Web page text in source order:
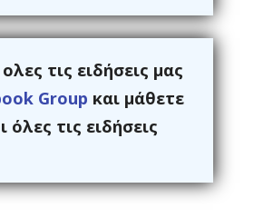
τις ειδήσεις μας
Group και μάθετε
όλες τις ειδήσεις